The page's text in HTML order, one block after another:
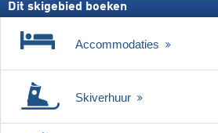
Dit skigebied boeken
Accommodaties
Skiverhuur